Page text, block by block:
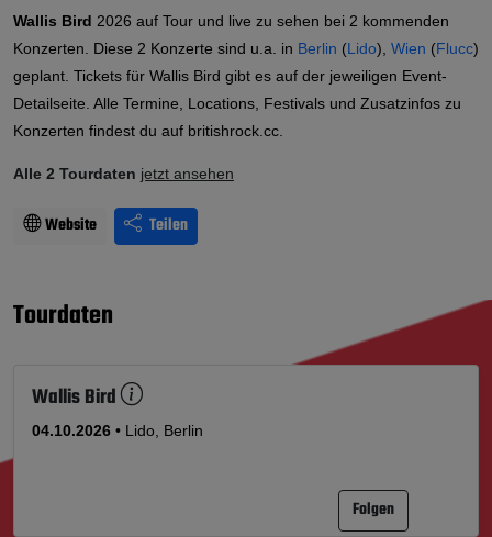
Wallis Bird 2026 auf Tour und live zu sehen bei 2 kommenden
Konzerten. Diese 2 Konzerte sind u.a. in Berlin (Lido), Wien (Flucc)
geplant. Tickets für Wallis Bird gibt es auf der jeweiligen Event-
Detailseite. Alle Termine, Locations, Festivals und Zusatzinfos zu
Konzerten findest du auf britishrock.cc.
Alle 2 Tourdaten jetzt ansehen
Website Teilen
Tourdaten
Folgen
Wallis Bird
04.10.2026 • Lido, Berlin